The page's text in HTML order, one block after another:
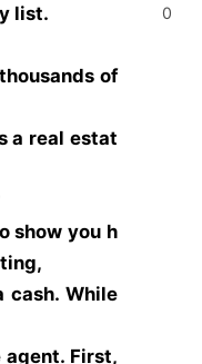
list.
of
a real estat
show you h
cash. While
First,
0